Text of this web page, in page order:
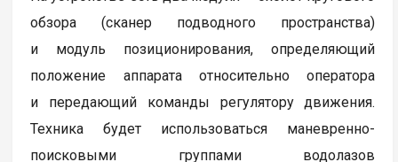
обзора (сканер подводного пространства)
и модуль позиционирования, определяющий
положение аппарата относительно оператора
и передающий команды регулятору движения.
Техника будет использоваться маневренно-
поисковыми группами водолазов